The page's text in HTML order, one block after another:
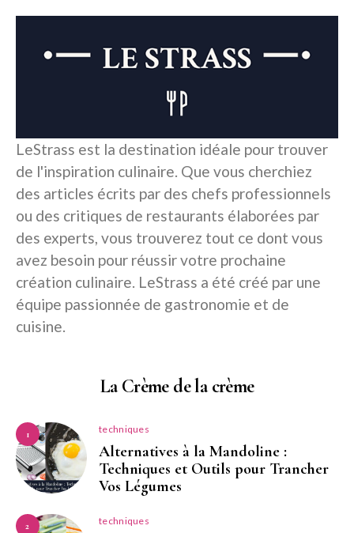
LeStrass est la destination idéale pour trouver
de l'inspiration culinaire. Que vous cherchiez
des articles écrits par des chefs professionnels
ou des critiques de restaurants élaborées par
des experts, vous trouverez tout ce dont vous
avez besoin pour réussir votre prochaine
création culinaire. LeStrass a été créé par une
équipe passionnée de gastronomie et de
cuisine.
La Crème de la crème
1 techniques
Alternatives à la Mandoline :
Techniques et Outils pour Trancher
Vos Légumes
2 techniques